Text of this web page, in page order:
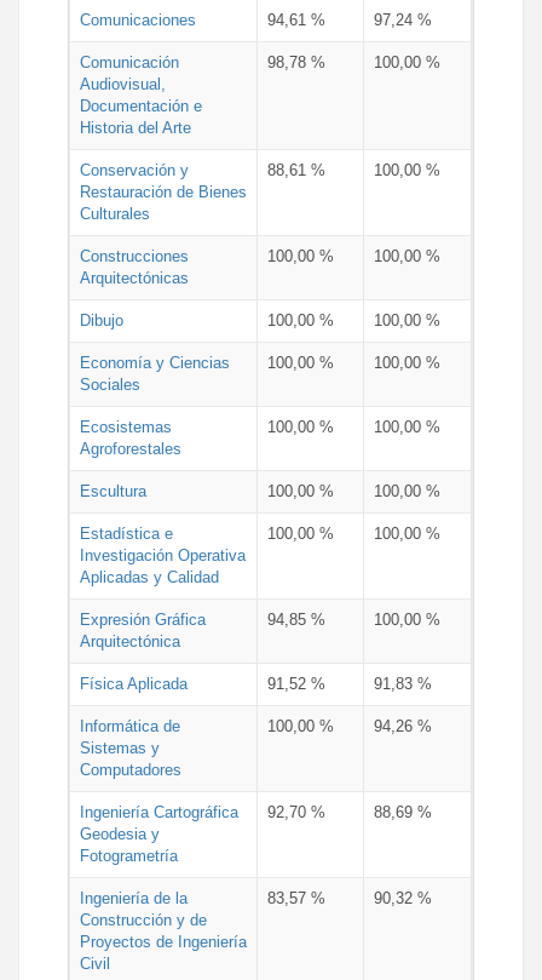
Comunicaciones 94,61 % 97,24 %
Comunicación
Audiovisual,
Documentación e
Historia del Arte
98,78 % 100,00 %
Conservación y
Restauración de Bienes
Culturales
88,61 % 100,00 %
Construcciones
Arquitectónicas
100,00 % 100,00 %
Dibujo 100,00 % 100,00 %
Economía y Ciencias
Sociales
100,00 % 100,00 %
Ecosistemas
Agroforestales
100,00 % 100,00 %
Escultura 100,00 % 100,00 %
Estadística e
Investigación Operativa
Aplicadas y Calidad
100,00 % 100,00 %
Expresión Gráfica
Arquitectónica
94,85 % 100,00 %
Física Aplicada 91,52 % 91,83 %
Informática de
Sistemas y
Computadores
100,00 % 94,26 %
Ingeniería Cartográfica
Geodesia y
Fotogrametría
92,70 % 88,69 %
Ingeniería de la
Construcción y de
Proyectos de Ingeniería
Civil
83,57 % 90,32 %